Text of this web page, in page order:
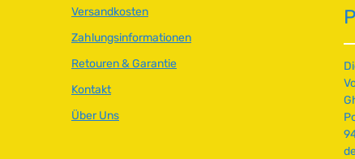
Versandkosten
Zahlungsinformationen
Retouren & Garantie
Kontakt
Über Uns